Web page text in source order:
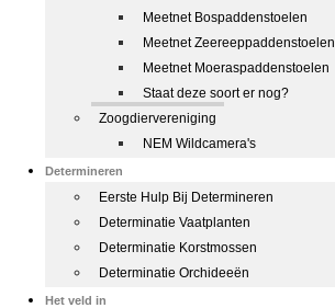
Meetnet Bospaddenstoelen
Meetnet Zeereeppaddenstoelen
Meetnet Moeraspaddenstoelen
Staat deze soort er nog?
Zoogdiervereniging
NEM Wildcamera's
Determineren
Eerste Hulp Bij Determineren
Determinatie Vaatplanten
Determinatie Korstmossen
Determinatie Orchideeën
Het veld in